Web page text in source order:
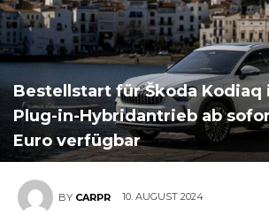
Bestellstart für Škoda Kodiaq
Plug-in-Hybridantrieb ab
Euro verfügbar
BY CARPR 10. AUGUST 2024